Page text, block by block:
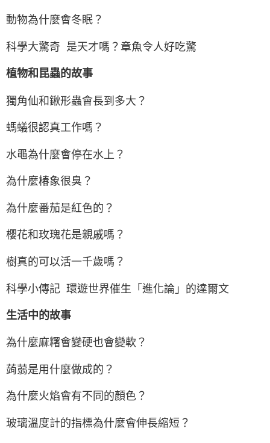
動物為什麼會冬眠？
科學大驚奇 是天才嗎？章魚令人好吃驚
植物和昆蟲的故事
獨角仙和鍬形蟲會長到多大？
螞蟻很認真工作嗎？
水黽為什麼會停在水上？
為什麼椿象很臭？
為什麼番茄是紅色的？
櫻花和玫瑰花是親戚嗎？
樹真的可以活一千歲嗎？
科學小傳記 環遊世界催生「進化論」的達爾文
生活中的故事
為什麼麻糬會變硬也會變軟？
蒟蒻是用什麼做成的？
為什麼火焰會有不同的顏色？
玻璃溫度計的指標為什麼會伸長縮短？